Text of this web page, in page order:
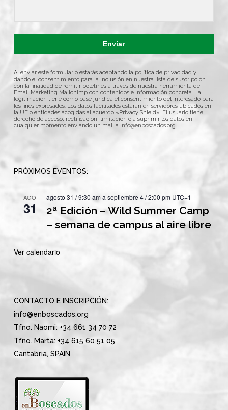
Enviar
Al enviar este formulario estarás aceptando la política de privacidad y
dando el consentimiento para la inclusión en nuestra lista de suscripción
con la finalidad de remitir boletines a través de nuestra herramienta de
Email Marketing Mailchimp con contenidos e información concreta. La
legitimación tiene como base jurídica el consentimiento del interesado para
los fines expresados. Los datos facilitados estarán en servidores ubicados en
la UE o entidades acogidas al acuerdo «Privacy Shield». El usuario tiene
derecho de acceso, rectificación, limitación o a suprimir los datos en
cualquier momento enviando un mail a info@enboscados.org.
PRÓXIMOS EVENTOS:
AGO
31
agosto 31 / 9:30 ama septiembre 4 / 2:00 pm UTC+1
2ª Edición – Wild Summer Camp
– semana de campus al aire libre
Ver calendario
CONTACTO E INSCRIPCIÓN:
info@enboscados.org
Tfno. Naomi: +34 661 34 70 72
Tfno. Marta: +34 615 60 51 05
Cantabria, SPAIN